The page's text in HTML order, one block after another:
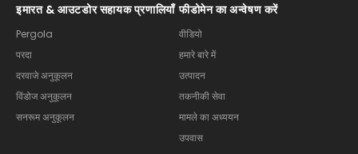
इमारत & आउटडोर सहायक प्रणालियाँ
Pergola
परदा
दरवाजे अनुकूलन
विंडोज अनुकूलन
सनरूम अनुकूलन
फीडोमेन का अन्वेषण करें
वीडियो
हमारे बारे में
उत्पादन
तकनीकी सेवा
मामले का अध्ययन
उपवास